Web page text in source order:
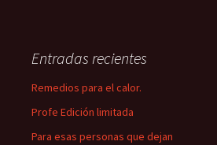
Entradas recientes
Remedios para el calor.
Profe Edición limitada
Para esas personas que dejan